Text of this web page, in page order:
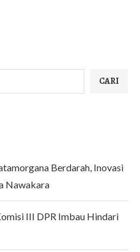
CARI
Berdarah, Inovasi
Nawakara
III DPR Imbau Hindari